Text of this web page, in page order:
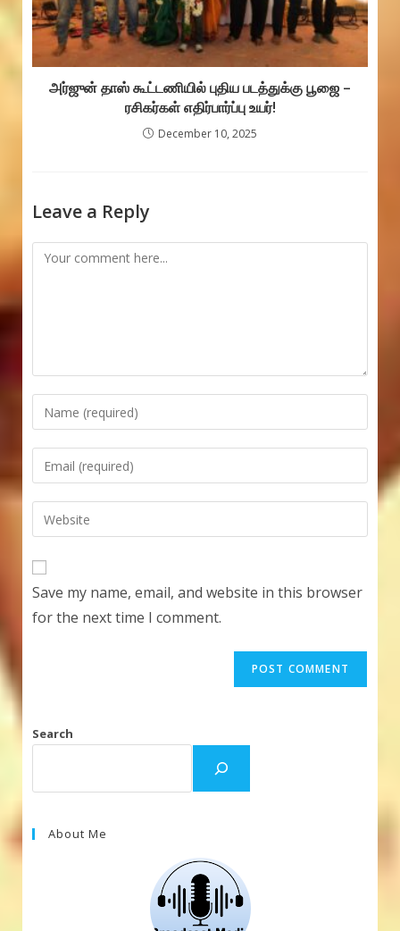
அர்ஜுன் தாஸ் கூட்டணியில் புதிய படத்துக்கு பூஜை –
ரசிகர்கள் எதிர்பார்ப்பு உயர்!
December 10, 2025
Leave a Reply
Comment
Enter
your
name
comment
Enter
your
email
address
comment
Enter
your
website
URL
(optional)
Save my name, email, and website in this browser
for the next time I comment.
Search
About Me